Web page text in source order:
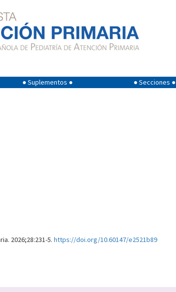
● Suplementos ● ● Secciones ●
2026;28:231-5. https://doi.org/10.60147/e2521b89